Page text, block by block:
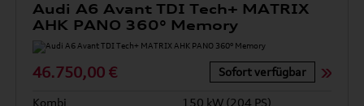
Audi A6 Avant TDI Tech+ MATRIX
AHK PANO 360° Memory
46.750,00 € Sofort verfügbar
Kombi
150 kW (204 PS)